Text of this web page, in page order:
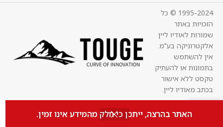
1995-2024 © כל
הזכויות באתר
שמורות לאודיו ליין
אלקטרוניקה בע"מ.
אין להשתמש
בתמונות או להעתיק
טקסט ללא אישור
בכתב מאודיו ליין.
האתר בהרצה, ייתכן כי חלק מהמידע אינו זמין.